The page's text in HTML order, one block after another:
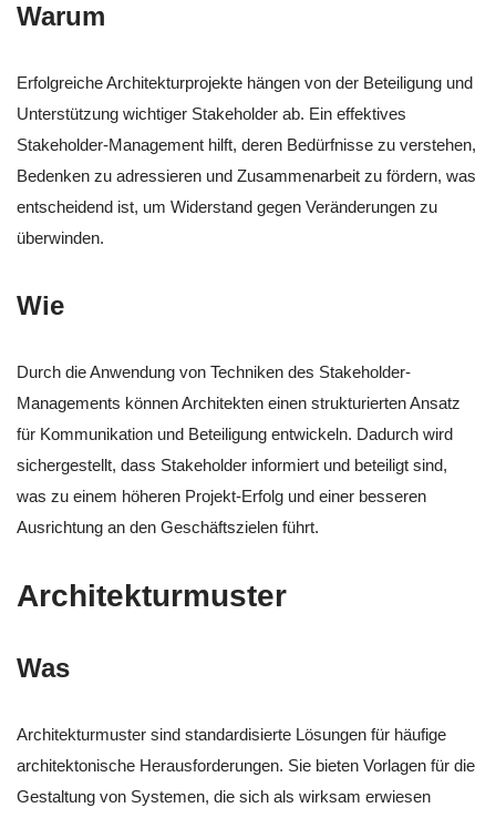
Warum
Erfolgreiche Architekturprojekte hängen von der Beteiligung und
Unterstützung wichtiger Stakeholder ab. Ein effektives
Stakeholder-Management hilft, deren Bedürfnisse zu verstehen,
Bedenken zu adressieren und Zusammenarbeit zu fördern, was
entscheidend ist, um Widerstand gegen Veränderungen zu
überwinden.
Wie
Durch die Anwendung von Techniken des Stakeholder-
Managements können Architekten einen strukturierten Ansatz
für Kommunikation und Beteiligung entwickeln. Dadurch wird
sichergestellt, dass Stakeholder informiert und beteiligt sind,
was zu einem höheren Projekt-Erfolg und einer besseren
Ausrichtung an den Geschäftszielen führt.
Architekturmuster
Was
Architekturmuster sind standardisierte Lösungen für häufige
architektonische Herausforderungen. Sie bieten Vorlagen für die
Gestaltung von Systemen, die sich als wirksam erwiesen